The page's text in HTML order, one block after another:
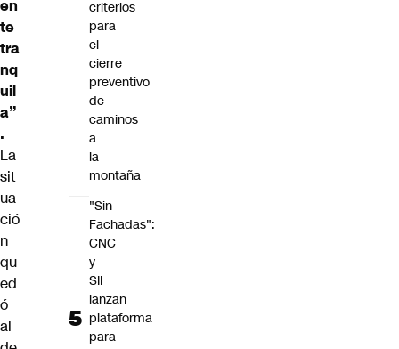
en
te
tra
nq
uil
a”
.
La
sit
ua
ció
n
qu
ed
ó
al
criterios
para
el
cierre
preventivo
de
caminos
a
la
montaña
"Sin
Fachadas":
CNC
y
SII
lanzan
plataforma
para